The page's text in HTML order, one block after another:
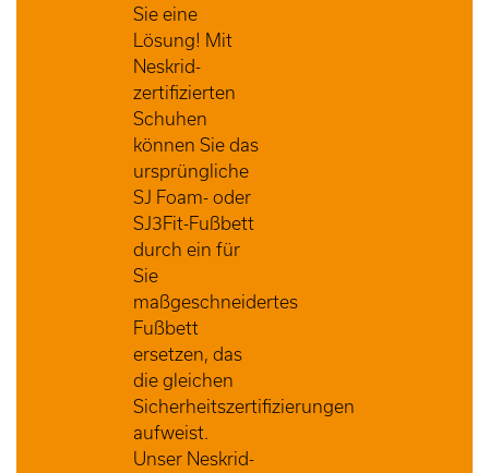
Sie eine
Lösung! Mit
Neskrid-
zertifizierten
Schuhen
können Sie das
ursprüngliche
SJ Foam- oder
SJ3Fit-Fußbett
durch ein für
Sie
maßgeschneidertes
Fußbett
ersetzen, das
die gleichen
Sicherheitszertifizierungen
aufweist.
Unser Neskrid-